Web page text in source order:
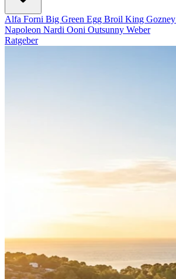
Alfa Forni Big Green Egg Broil King Gozney
Napoleon Nardi Ooni Outsunny Weber
Ratgeber